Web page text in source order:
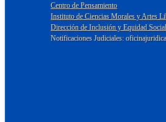
Centro de Pensamiento
Instituto de Ciencias Morales y Artes
Dirección de Inclusión y Equidad
Notificaciones Judiciales: